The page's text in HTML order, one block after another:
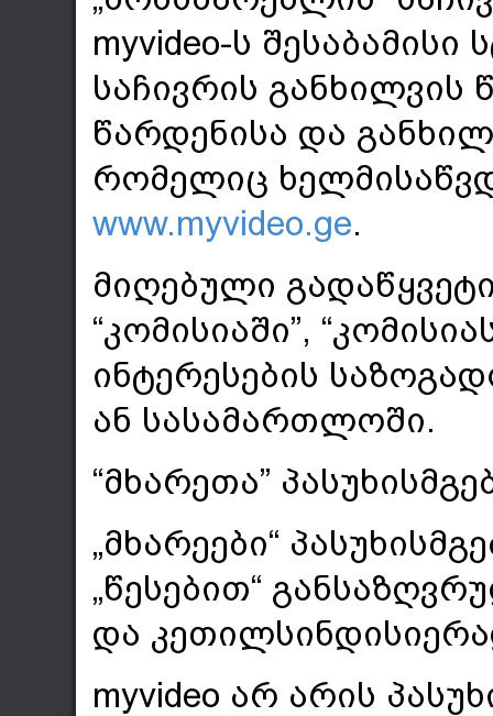
myvideo-ს
საჩივრის განხილვის
წარდენისა და
რომელიც
www.myvideo.ge.
მიღებული
“კომისიაში”,
ინტერესების
ან სასამართლოში.
“მხარეთა”
„მხარეები“
„წესებით“
და
myvideo არ არის